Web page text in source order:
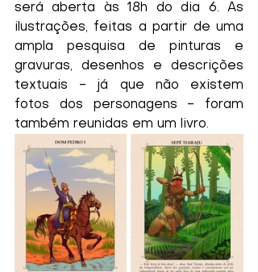
será aberta às 18h do dia 6. As
ilustrações, feitas a partir de uma
ampla pesquisa de pinturas e
gravuras, desenhos e descrições
textuais - já que não existem
fotos dos personagens - foram
também reunidas em um livro.